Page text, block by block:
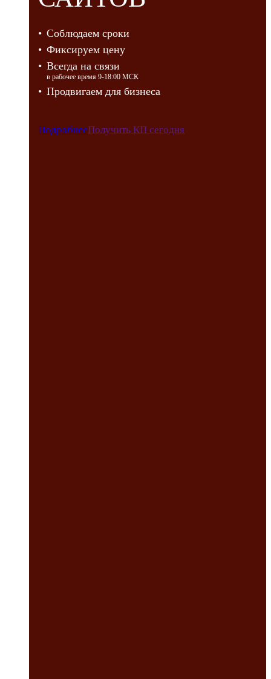
Соблюдаем сроки
Фиксируем цену
Всегда на связи
в рабочее время 9-18:00 МСК
Продвигаем для бизнеса
ПодробнееПолучить КП сегодня